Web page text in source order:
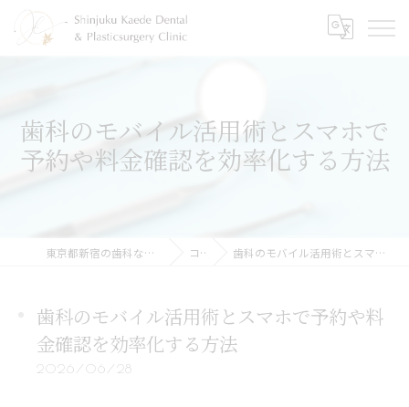
歯科のモバイル活用術とスマホで
予約や料金確認を効率化する方法
東京都新宿の歯科なら新宿かえで歯科・形成外科 コラム 歯科のモバイル活用術とスマホで予約や料金確認を効率化する方法
歯科のモバイル活用術とスマホで予約や料
金確認を効率化する方法
2026/06/28